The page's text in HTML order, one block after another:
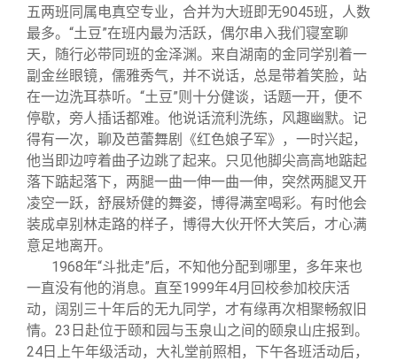
信息化服务
三创大赛
实用信息
总会简介
会长致辞
总会章程
理事会名单
联系我们
关闭
五两班同属电真空专业，合并为大班即无9045班，人数
最多。“土豆”在班内最为活跃，偶尔串入我们寝室聊
天，随行必带同班的金泽渊。来自湖南的金同学别着一
副金丝眼镜，儒雅秀气，并不说话，总是带着笑脸，站
在一边洗耳恭听。“土豆”则十分健谈，话题一开，便不
停歇，旁人插话都难。他说话流利洗练，风趣幽默。记
得有一次，聊及芭蕾舞剧《红色娘子军》，一时兴起，
他当即边哼着曲子边跳了起来。只见他脚尖高高地踮起
落下踮起落下，两腿一曲一伸一曲一伸，突然两腿叉开
凌空一跃，舒展矫健的舞姿，博得满室喝彩。有时他会
装成卓别林走路的样子，博得大伙开怀大笑后，才心满
意足地离开。
1968年“斗批走”后，不知他分配到哪里，多年来也
一直没有他的消息。直至1999年4月回校参加校庆活
动，阔别三十年后的无九同学，才有缘再次相聚畅叙旧
情。23日赴位于颐和园与玉泉山之间的颐泉山庄报到。
24日上午年级活动，大礼堂前照相，下午各班活动后，